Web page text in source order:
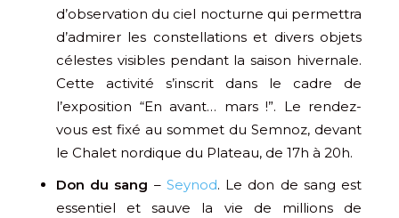
d’observation du ciel nocturne qui permettra
d’admirer les constellations et divers objets
célestes visibles pendant la saison hivernale.
Cette activité s’inscrit dans le cadre de
l’exposition “En avant… mars !”. Le rendez-
vous est fixé au sommet du Semnoz, devant
le Chalet nordique du Plateau, de 17h à 20h.
Don du sang – Seynod. Le don de sang est
essentiel et sauve la vie de millions de